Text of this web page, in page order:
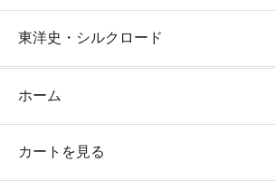
東洋史・シルクロード
ホーム
カートを見る